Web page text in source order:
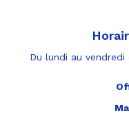
Du lundi au vendredi